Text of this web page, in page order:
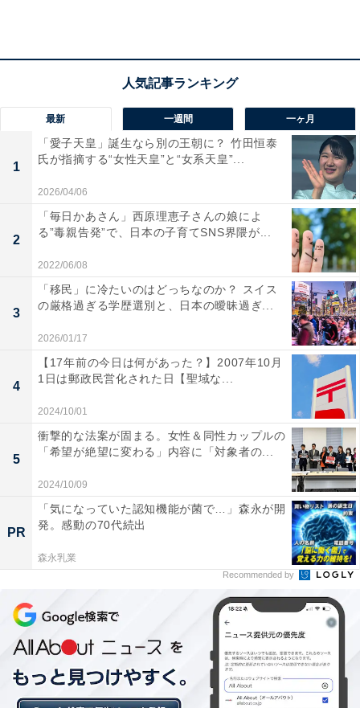
2位は「西鉄平尾」でした。福岡市中央区に位置する天
神大牟田線の駅で、中央区と南区の境目にあり比較的治
安も良いとされています。中央区には繁華街「天神」も
あり、多くの人がショッピングや観光のほか、仕事の合
間などにも利用する活気のある街です。
区の中心部には福岡城跡や大濠（おおほり）公園といっ
た自然豊かなスポットも点在しています。
第3位：大橋
3位は「大橋」でした。福岡市南区にある天神大牟田線
の駅で、特急が停車する駅として通勤・通学利用者に人
気。また九州大学の大橋キャンパスや筑紫丘高校をはじ
最新 一週間 一ヶ月
1
「愛子天皇」誕生なら別の王朝に？ 竹田恒泰
氏が指摘する“女性天皇”と“女系天皇”...
2026/04/06
2
「毎日かあさん」西原理恵子さんの娘によ
る”毒親告発”で、日本の子育てSNS界隈が...
2022/06/08
3
「移民」に冷たいのはどっちなのか？ スイス
の厳格過ぎる学歴選別と、日本の曖昧過ぎ...
2026/01/17
4
【17年前の今日は何があった？】2007年10月
1日は郵政民営化された日【聖域な...
2024/10/01
5
衝撃的な法案が固まる。女性＆同性カップルの
「希望が絶望に変わる」内容に「対象者の...
2024/10/09
PR
「気になっていた認知機能が菌で…」森永が開
発。感動の70代続出
森永乳業
Recommended by